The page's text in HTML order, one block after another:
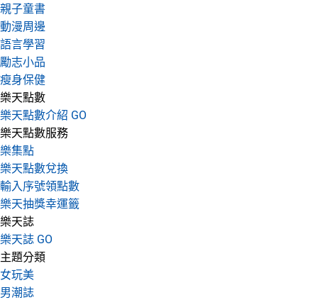
親子童書
動漫周邊
語言學習
勵志小品
瘦身保健
樂天點數
樂天點數介紹 GO
樂天點數服務
樂集點
樂天點數兌換
輸入序號領點數
樂天抽獎幸運籤
樂天誌
樂天誌 GO
主題分類
女玩美
男潮誌